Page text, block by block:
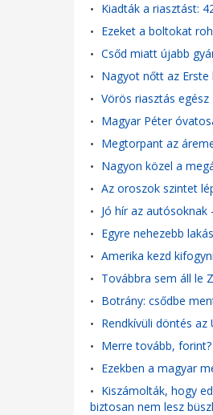
• Kiadták a riasztást:
• Ezeket a boltokat
• Csőd miatt újabb
• Nagyot nőtt az
• Vörös riasztás
• Magyar Péter
• Megtorpant az
• Nagyon közel a
• Az oroszok szintet
• Jó hír az
• Egyre nehezebb
• Amerika kezd
• Továbbra sem áll le
• Botrány: csődbe
• Rendkívüli döntés
• Merre tovább,
• Ezekben a magyar
• Kiszámolták, hogy
biztosan nem lesz